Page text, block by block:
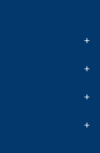
+
+
+
+